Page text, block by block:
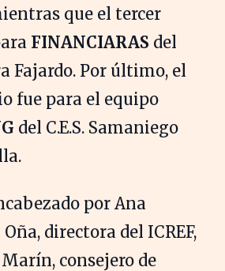
que el tercer
FINANCIARAS del
Fajardo. Por último, el
fue para el equipo
del C.E.S. Samaniego
por Ana
directora del ICREF,
consejero de